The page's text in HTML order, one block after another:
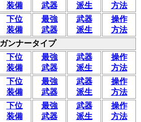
装備
武器
派生
方法
下位
装備
最強
武器
武器
派生
操作
方法
ガンナータイプ
下位
装備
最強
武器
武器
派生
操作
方法
下位
装備
最強
武器
武器
派生
操作
方法
下位
装備
最強
武器
武器
派生
操作
方法